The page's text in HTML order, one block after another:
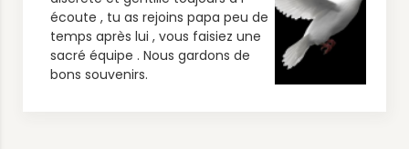
écoute , tu as rejoins papa peu de
temps après lui , vous faisiez une
sacré équipe . Nous gardons de
bons souvenirs.